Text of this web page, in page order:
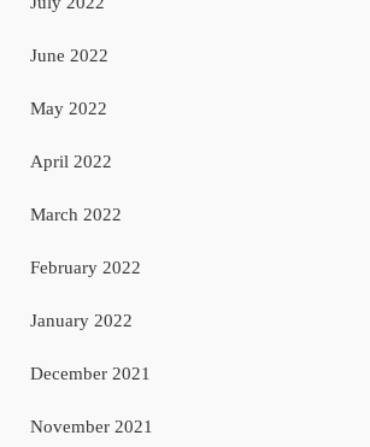
June 2022
May 2022
April 2022
March 2022
February 2022
January 2022
December 2021
November 2021